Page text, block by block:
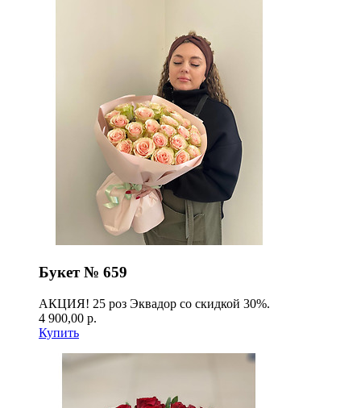
Букет № 659
АКЦИЯ! 25 роз Эквадор со скидкой 30%.
4 900,00 р.
Купить